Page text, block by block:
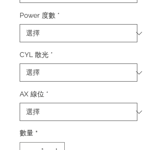
Power 度數 *
CYL 散光 *
AX 線位 *
數量 *